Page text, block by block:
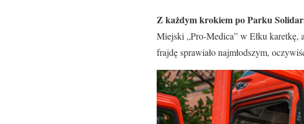
Z każdym krokiem po Parku
Miejski „Pro-Medica” w Ełku
frajdę sprawiało najmłodszym,